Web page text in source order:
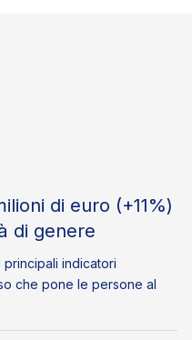
di euro (+11%)
di genere
principali indicatori
che pone le persone al